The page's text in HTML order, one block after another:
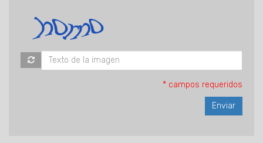
* campos requeridos